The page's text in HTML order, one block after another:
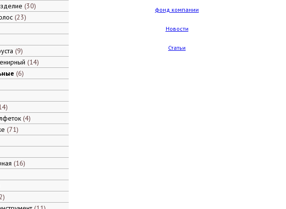
фонд компании
Новости
Статьи
30
23
9
14
6
4
71
16